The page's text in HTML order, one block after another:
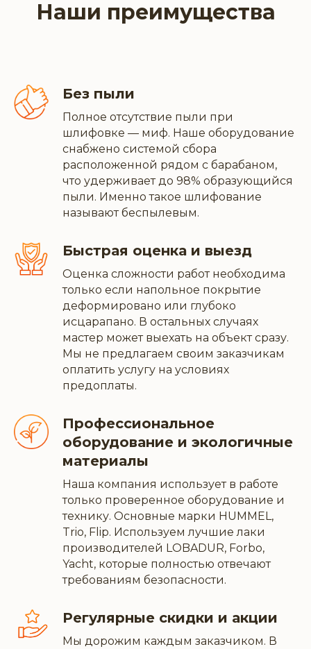
Наши преимущества
Без пыли
Полное отсутствие пыли при
шлифовке — миф. Наше оборудование
снабжено системой сбора
расположенной рядом с барабаном,
что удерживает до 98% образующийся
пыли. Именно такое шлифование
называют беспылевым.
Быстрая оценка и выезд
Оценка сложности работ необходима
только если напольное покрытие
деформировано или глубоко
исцарапано. В остальных случаях
мастер может выехать на объект сразу.
Мы не предлагаем своим заказчикам
оплатить услугу на условиях
предоплаты.
Профессиональное
оборудование и экологичные
материалы
Наша компания использует в работе
только проверенное оборудование и
технику. Основные марки HUMMEL,
Trio, Flip. Используем лучшие лаки
производителей LOBADUR, Forbo,
Yacht, которые полностью отвечают
требованиям безопасности.
Регулярные скидки и акции
Мы дорожим каждым заказчиком. В